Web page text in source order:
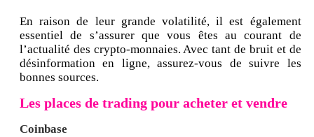
En raison de leur grande volatilité, il est également
essentiel de s’assurer que vous êtes au courant de
l’actualité des crypto-monnaies. Avec tant de bruit et de
désinformation en ligne, assurez-vous de suivre les
bonnes sources.
Les places de trading pour acheter et vendre
Coinbase